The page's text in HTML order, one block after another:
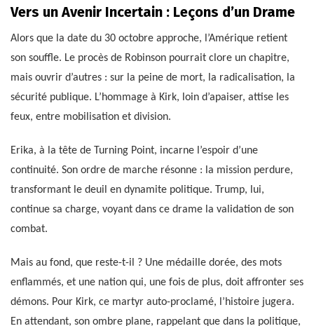
Vers un Avenir Incertain : Leçons d’un Drame
Alors que la date du 30 octobre approche, l’Amérique retient
son souffle. Le procès de Robinson pourrait clore un chapitre,
mais ouvrir d’autres : sur la peine de mort, la radicalisation, la
sécurité publique. L’hommage à Kirk, loin d’apaiser, attise les
feux, entre mobilisation et division.
Erika, à la tête de Turning Point, incarne l’espoir d’une
continuité. Son ordre de marche résonne : la mission perdure,
transformant le deuil en dynamite politique. Trump, lui,
continue sa charge, voyant dans ce drame la validation de son
combat.
Mais au fond, que reste-t-il ? Une médaille dorée, des mots
enflammés, et une nation qui, une fois de plus, doit affronter ses
démons. Pour Kirk, ce martyr auto-proclamé, l’histoire jugera.
En attendant, son ombre plane, rappelant que dans la politique,